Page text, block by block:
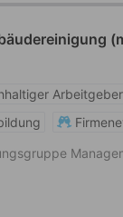
Arbeitgeber